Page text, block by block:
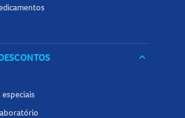
keyboard_arrow_down